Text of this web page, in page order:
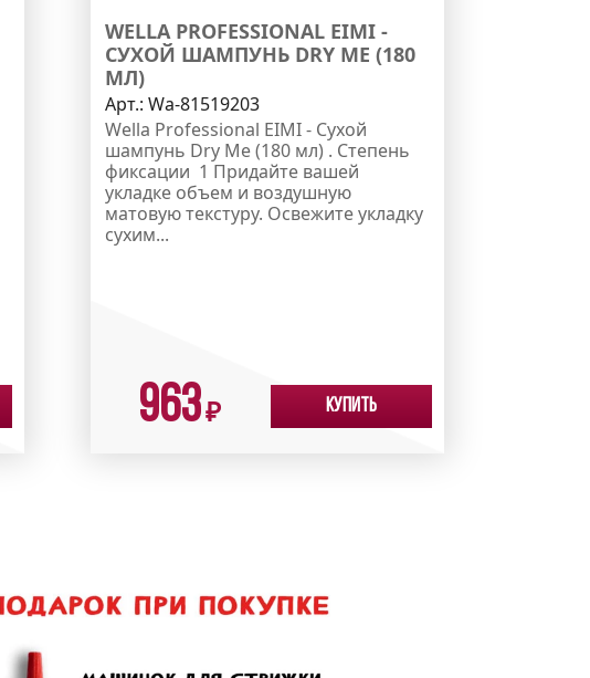
WELLA PROFESSIONAL EIMI -
СУХОЙ ШАМПУНЬ DRY ME (180
МЛ)
Арт.:Wa-81519203
Wella Professional EIMI - Сухой
шампунь Dry Me (180 мл) . Степень
фиксации 1 Придайте вашей
укладке объем и воздушную
матовую текстуру. Освежите укладку
сухим...
963₽ Купить